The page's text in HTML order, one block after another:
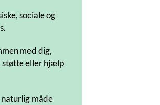
sociale og
med dig,
støtte eller hjælp
naturlig måde